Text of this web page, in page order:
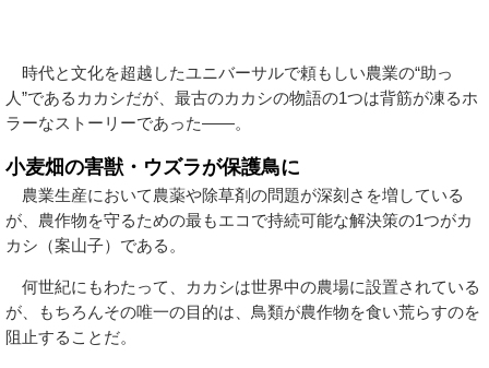
時代と文化を超越したユニバーサルで頼もしい農業の“助っ
人”であるカカシだが、最古のカカシの物語の1つは背筋が凍るホ
ラーなストーリーであった――。
小麦畑の害獣・ウズラが保護鳥に
農業生産において農薬や除草剤の問題が深刻さを増している
が、農作物を守るための最もエコで持続可能な解決策の1つがカ
カシ（案山子）である。
何世紀にもわたって、カカシは世界中の農場に設置されている
が、もちろんその唯一の目的は、鳥類が農作物を食い荒らすのを
阻止することだ。